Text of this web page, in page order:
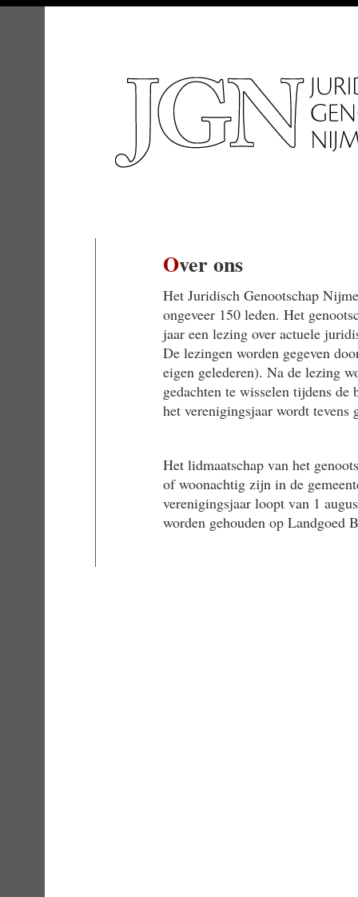
Over ons
Het Juridisch Genootschap
ongeveer 150 leden. Het
jaar een lezing over actuele
De lezingen worden gegeven
eigen gelederen). Na de lezing
gedachten te wisselen tijdens
het verenigingsjaar wordt tevens
Het lidmaatschap van het
of woonachtig zijn in de
verenigingsjaar loopt van 1
worden gehouden op Landgoed